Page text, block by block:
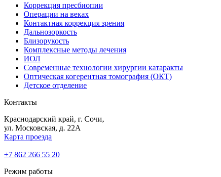
Коррекция пресбиопии
Операции на веках
Контактная коррекция зрения
Дальнозоркость
Близорукость
Комплексные методы лечения
ИОЛ
Современные технологии хирургии катаракты
Оптическая когерентная томография (ОКТ)
Детское отделение
Контакты
Краснодарский край, г. Сочи,
ул. Московская, д. 22А
Карта проезда
+7 862 266 55 20
Режим работы